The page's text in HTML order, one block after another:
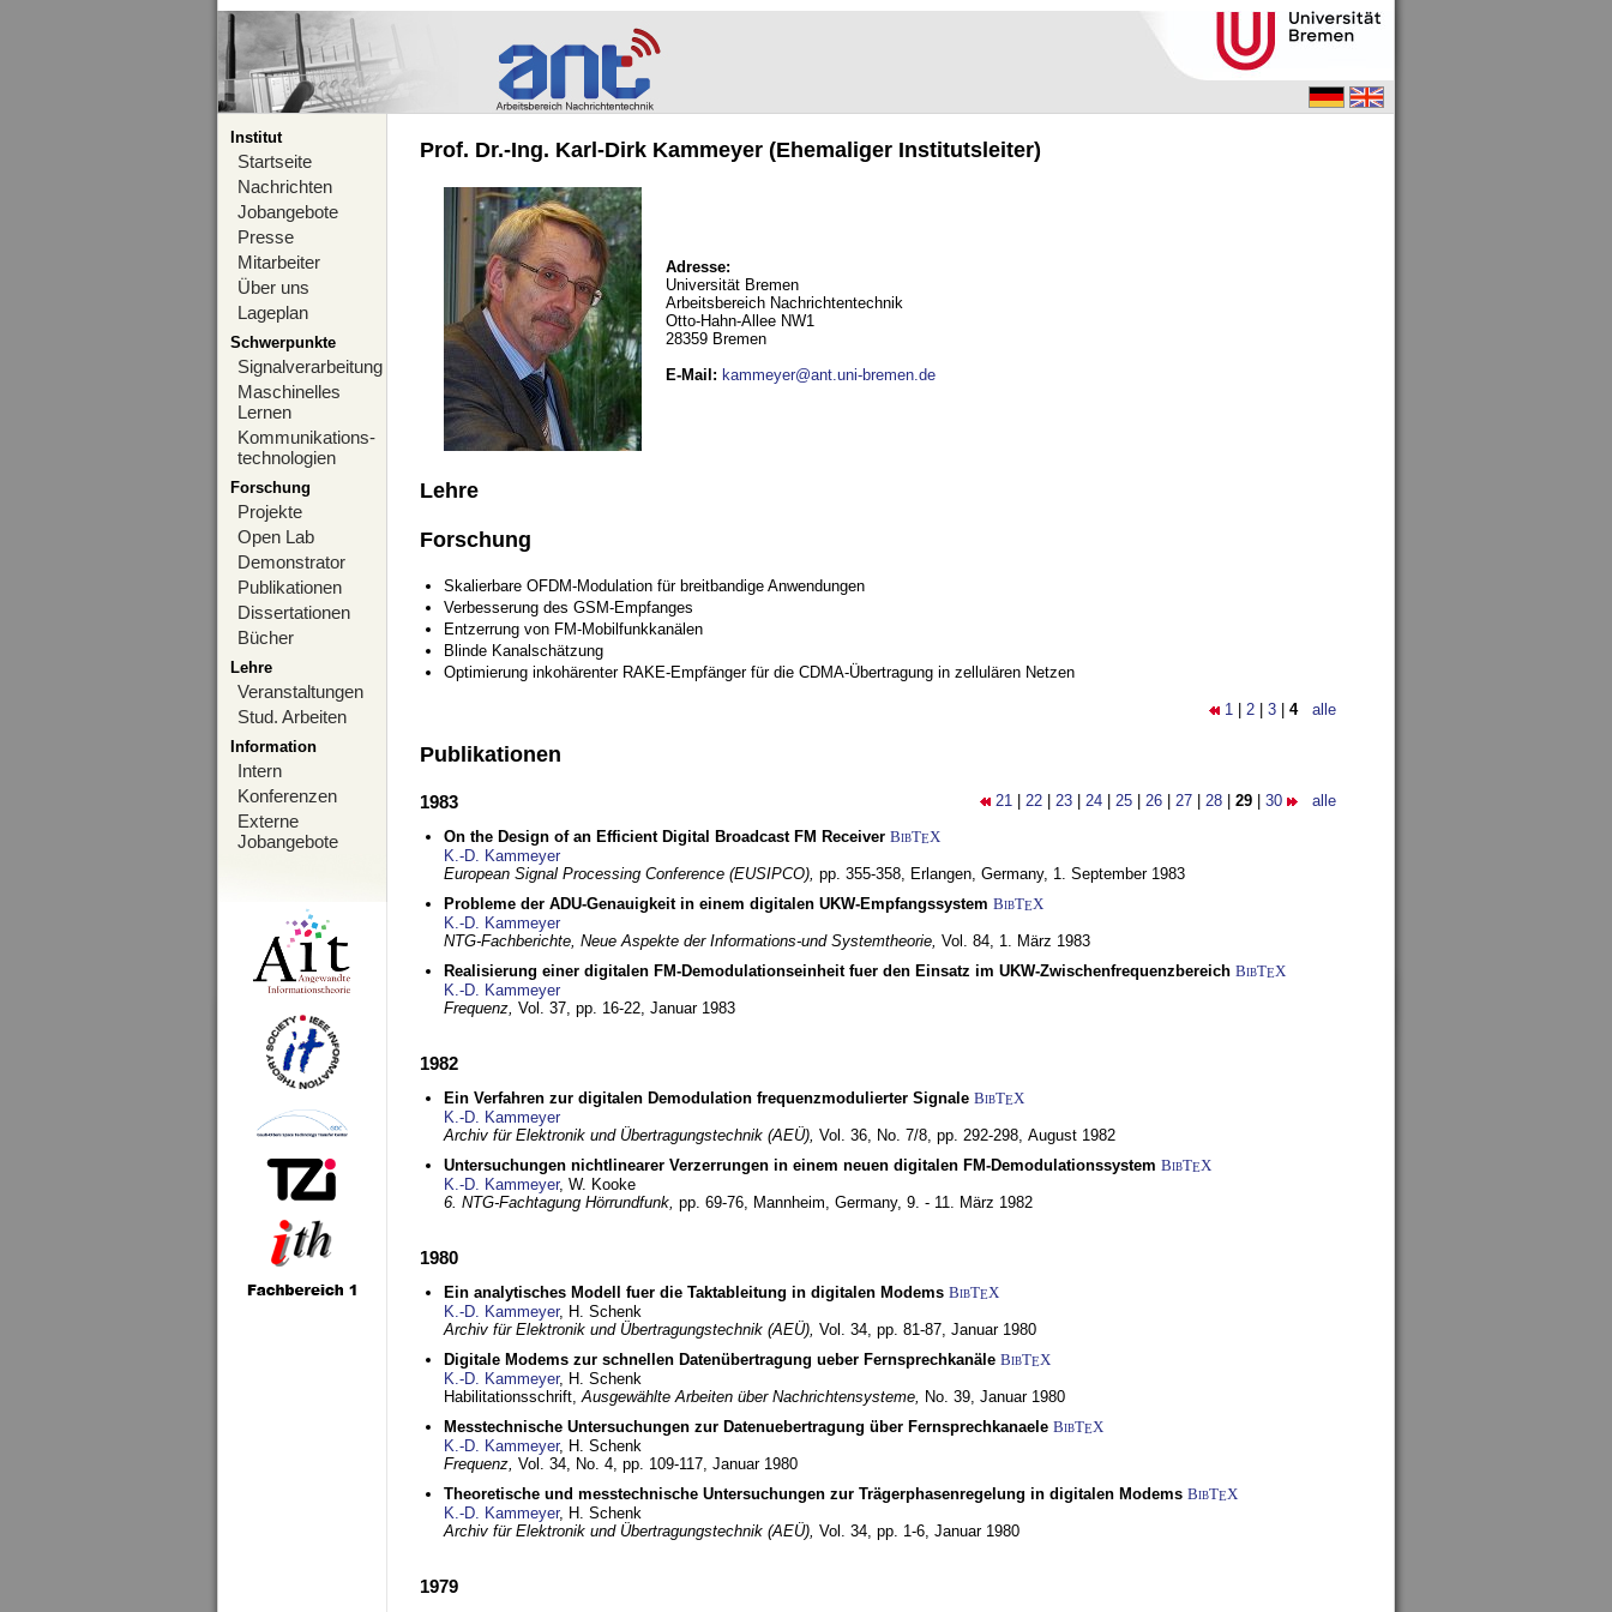
Institut
Startseite
Nachrichten
Jobangebote
Presse
Mitarbeiter
Über uns
Lageplan
Schwerpunkte
Signalverarbeitung
Maschinelles
Lernen
Kommunikations-
technologien
Forschung
Projekte
Open Lab
Demonstrator
Publikationen
Dissertationen
Bücher
Lehre
Veranstaltungen
Stud. Arbeiten
Information
Intern
Konferenzen
Externe
Jobangebote
Prof. Dr.-Ing. Karl-Dirk Kammeyer (Ehemaliger Institutsleiter)
Adresse:
Universität Bremen
Arbeitsbereich Nachrichtentechnik
Otto-Hahn-Allee NW1
28359 Bremen
E-Mail : kammeyer@ant.uni-bremen.de
Lehre
Forschung
Skalierbare OFDM-Modulation für breitbandige Anwendungen
Verbesserung des GSM-Empfanges
Entzerrung von FM-Mobilfunkkanälen
Blinde Kanalschätzung
Optimierung inkohärenter RAKE-Empfänger für die CDMA-Übertragung in zellulären Netzen
1 2 3 4 alle
Publikationen
21 22 23 24 25 26 27 28 29 30 alle
1983
On the Design of an Efficient Digital Broadcast FM Receiver BibTEX
K.-D. Kammeyer
European Signal Processing Conference (EUSIPCO), pp. 355-358, Erlangen, Germany, 1. September 1983
Probleme der ADU-Genauigkeit in einem digitalen UKW-Empfangssystem BibTEX
K.-D. Kammeyer
NTG-Fachberichte, Neue Aspekte der Informations-und Systemtheorie, Vol. 84, 1. März 1983
Realisierung einer digitalen FM-Demodulationseinheit fuer den Einsatz im UKW-Zwischenfrequenzbereich BibTEX
K.-D. Kammeyer
Frequenz, Vol. 37, pp. 16-22, Januar 1983
1982
Ein Verfahren zur digitalen Demodulation frequenzmodulierter Signale BibTEX
K.-D. Kammeyer
Archiv für Elektronik und Übertragungstechnik (AEÜ), Vol. 36, No. 7/8, pp. 292-298, August 1982
Untersuchungen nichtlinearer Verzerrungen in einem neuen digitalen FM-Demodulationssystem BibTEX
K.-D. Kammeyer, W. Kooke
6. NTG-Fachtagung Hörrundfunk, pp. 69-76, Mannheim, Germany, 9. - 11. März 1982
1980
Ein analytisches Modell fuer die Taktableitung in digitalen Modems BibTEX
K.-D. Kammeyer, H. Schenk
Archiv für Elektronik und Übertragungstechnik (AEÜ), Vol. 34, pp. 81-87, Januar 1980
Digitale Modems zur schnellen Datenübertragung ueber Fernsprechkanäle BibTEX
K.-D. Kammeyer, H. Schenk
Habilitationsschrift,Ausgewählte Arbeiten über Nachrichtensysteme, No. 39, Januar 1980
Messtechnische Untersuchungen zur Datenuebertragung über Fernsprechkanaele BibTEX
K.-D. Kammeyer, H. Schenk
Frequenz, Vol. 34, No. 4, pp. 109-117, Januar 1980
Theoretische und messtechnische Untersuchungen zur Trägerphasenregelung in digitalen Modems BibTEX
K.-D. Kammeyer, H. Schenk
Archiv für Elektronik und Übertragungstechnik (AEÜ), Vol. 34, pp. 1-6, Januar 1980
1979